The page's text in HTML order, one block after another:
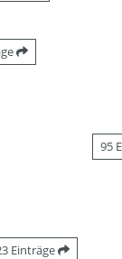
95
Einträge